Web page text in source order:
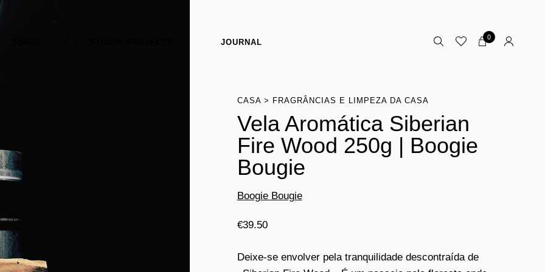
JOURNAL
0
CASA FRAGRÂNCIAS E LIMPEZA DA CASA
Vela Aromática Siberian
Fire Wood 250g | Boogie
Bougie
Boogie Bougie
€39.50
Deixe-se envolver pela tranquilidade descontraída de